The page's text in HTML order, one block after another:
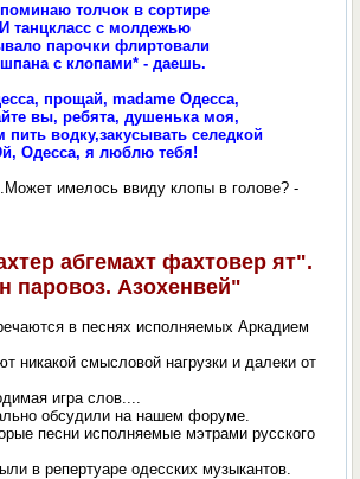
толчок в сортире
И танцкласс с молдежью
парочки флиртовали
с клопами* - даешь.
прощай, madame Одесса,
вы, ребята, душенька моя,
водку,закусывать селедкой
Одесса, я люблю тебя!
имелось ввиду клопы в голове? -
абгемахт фахтовер ят".
паровоз. Азохенвей"
в песнях исполняемых Аркадием
никакой смысловой нагрузки и далеки от
игра слов....
обсудили на нашем форуме.
песни исполняемые мэтрами русского
в репертуаре одесских музыкантов.